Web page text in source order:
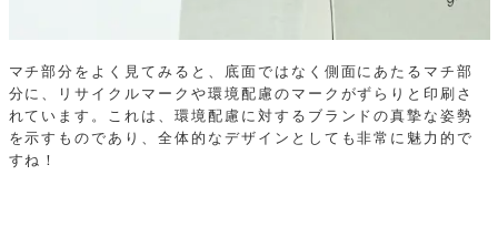
マチ部分をよく見てみると、底面ではなく側面にあたるマチ部
分に、リサイクルマークや環境配慮のマークがずらりと印刷さ
れています。これは、環境配慮に対するブランドの真摯な姿勢
を示すものであり、全体的なデザインとしても非常に魅力的で
すね！